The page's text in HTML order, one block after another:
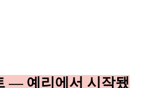
— 예리에서 시작됐